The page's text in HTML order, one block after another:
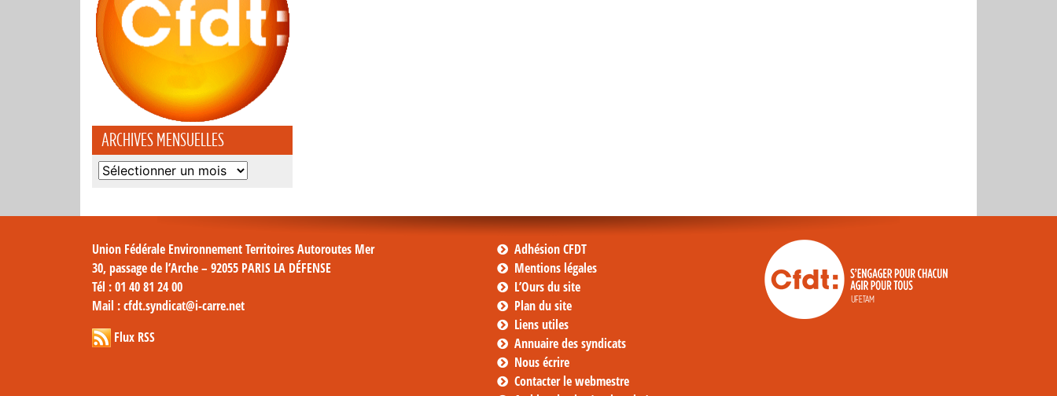
ARCHIVES MENSUELLES
Archives
Union Fédérale Environnement Territoires Autoroutes Mer
30, passage de l’Arche – 92055 PARIS LA DÉFENSE
Tél : 01 40 81 24 00
Mail : cfdt.syndicat@i-carre.net
Flux RSS
Adhésion CFDT
Mentions légales
L’Ours du site
Plan du site
Liens utiles
Annuaire des syndicats
Nous écrire
Contacter le webmestre